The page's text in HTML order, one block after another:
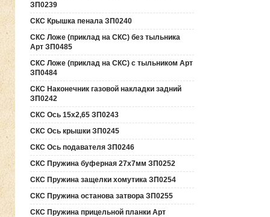
ЗП0239
СКС Крышка пенала ЗП0240
СКС Ложе (приклад на СКС) без тыльника
Арт ЗП0485
СКС Ложе (приклад на СКС) с тыльником Арт
ЗП0484
СКС Наконечник газовой накладки задний
ЗП0242
СКС Ось 15х2,65 ЗП0243
СКС Ось крышки ЗП0245
СКС Ось подавателя ЗП0246
СКС Пружина буферная 27х7мм ЗП0252
СКС Пружина защелки хомутика ЗП0254
СКС Пружина останова затвора ЗП0255
СКС Пружина прицельной планки Арт